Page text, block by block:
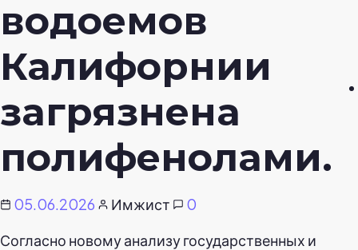
водоемов
Калифорнии
загрязнена
полифенолами.
05.06.2026 Имжист
0
Согласно новому анализу государственных и